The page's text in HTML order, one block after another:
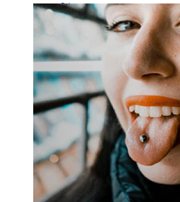
Lippen
Brustwarzen
Industrial
Dermal
Helix
Ohr
Septum
14kt. Gold
Clip-on